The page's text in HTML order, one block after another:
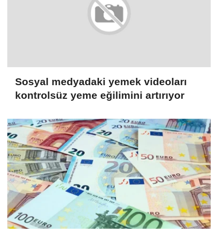
Sosyal medyadaki yemek videoları
kontrolsüz yeme eğilimini artırıyor